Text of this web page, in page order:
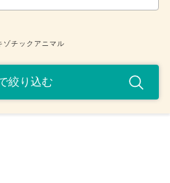
ゾチックアニマル